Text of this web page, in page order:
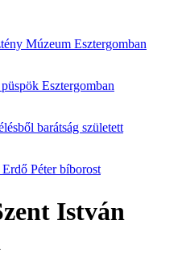
Múzeum Esztergomban
Esztergomban
barátság született
Péter bíborost
István